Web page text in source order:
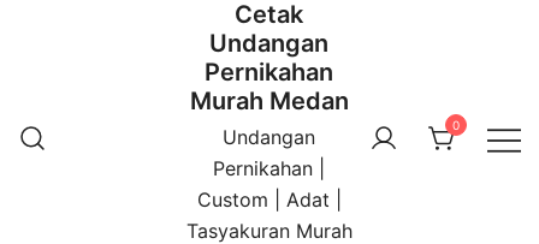
Cetak
Undangan
Pernikahan
Murah Medan
Undangan
Pernikahan |
Custom | Adat |
Tasyakuran Murah
0